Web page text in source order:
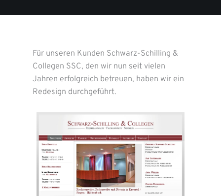
Für unseren Kunden Schwarz-Schilling &
Collegen SSC, den wir nun seit vielen
Jahren erfolgreich betreuen, haben wir ein
Redesign durchgeführt.